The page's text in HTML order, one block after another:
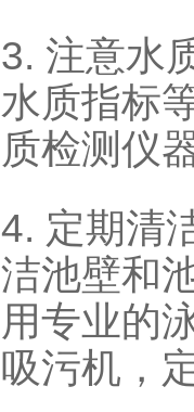
3. 注意水
水质指标
质检测仪
4. 定期清
洁池壁和
用专业的
吸污机，